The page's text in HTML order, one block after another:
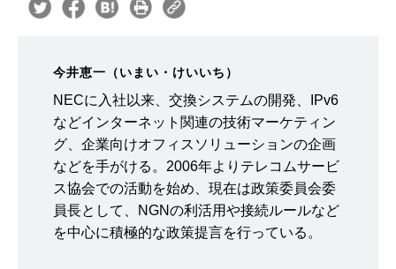
今井恵一（いまい・けいいち）
NECに入社以来、交換システムの開発、IPv6
などインターネット関連の技術マーケティン
グ、企業向けオフィスソリューションの企画
などを手がける。2006年よりテレコムサービ
ス協会での活動を始め、現在は政策委員会委
員長として、NGNの利活用や接続ルールなど
を中心に積極的な政策提言を行っている。